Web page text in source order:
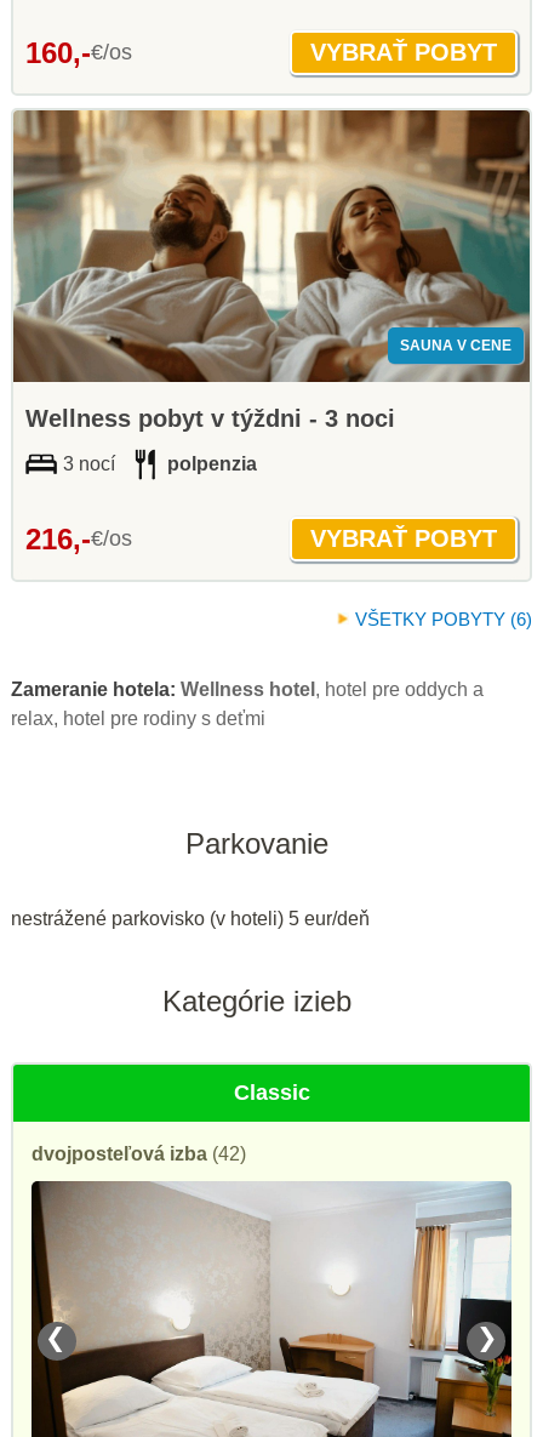
160,-€/os
SAUNA V CENE
Wellness pobyt v týždni - 3 noci
3 nocí polpenzia
216,-€/os
VŠETKY POBYTY (6)
Zameranie hotela: Wellness hotel , hotel pre oddych a
relax, hotel pre rodiny s deťmi
Parkovanie
nestrážené parkovisko (v hoteli) 5 eur/deň
Kategórie izieb
Classic
dvojposteľová izba (42)
❮ ❯